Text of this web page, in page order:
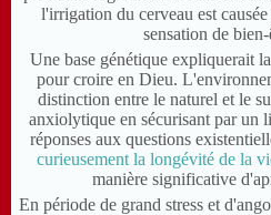
l'irrigation du cerveau est
sensation de
Une base génétique expliquerait
pour croire en Dieu.
distinction entre le naturel et le
anxiolytique en sécurisant par un
réponses aux questions
curieusement la longévité de la
manière significative
En période de grand stress et